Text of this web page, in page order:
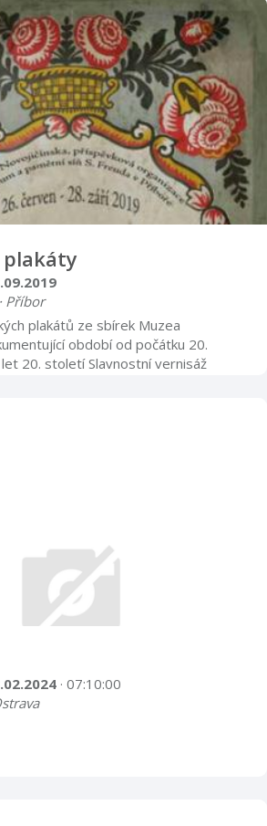
Příbor
plakátů ze sbírek Muzea
období od počátku 20.
20. století Slavnostní vernisáž
sál 26. 6. – 28. 9. 2019
· 07:10:00